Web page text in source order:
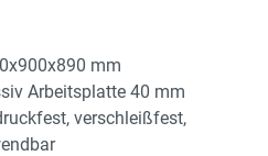
mm
Arbeitsplatte 40 mm
verschleißfest,